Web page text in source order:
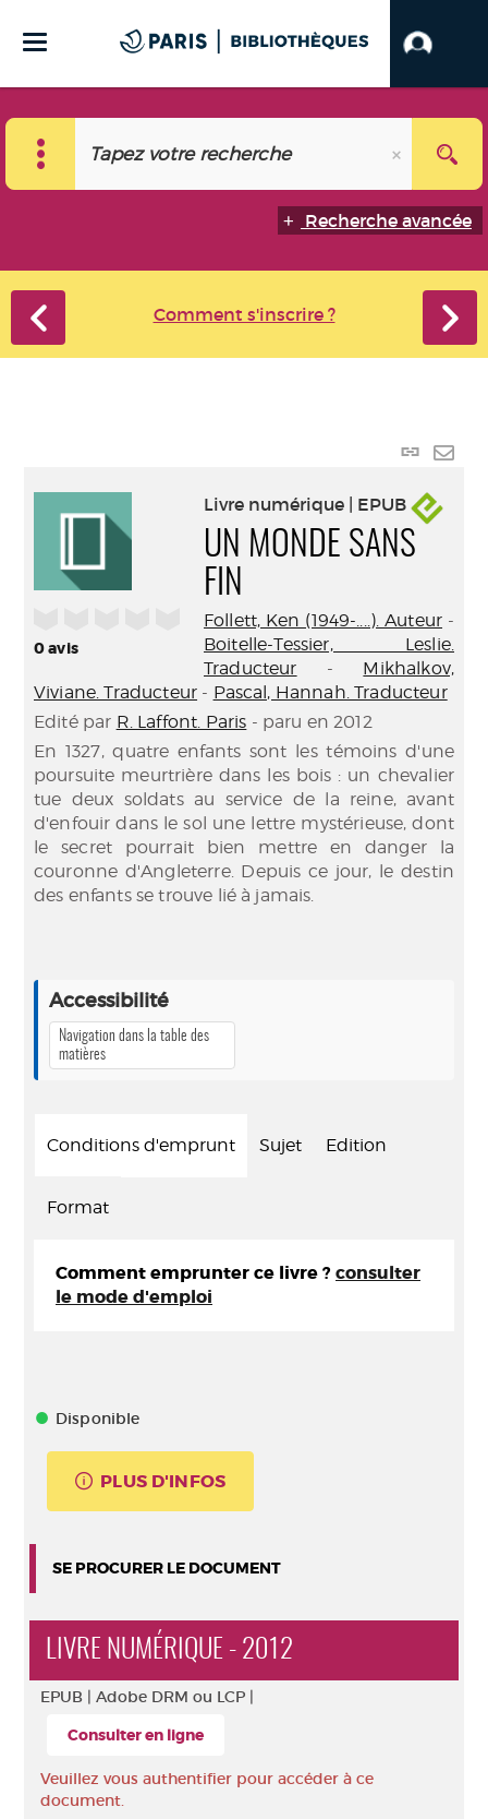
Recherche avancée
Comment s'inscrire ?
Lien
0avis
Livre numérique | EPUB
UN MONDE SANS
FIN
Follett, Ken (1949-....). Auteur -
Boitelle-Tessier, Leslie.
Traducteur - Mikhalkov,
Viviane. Traducteur - Pascal, Hannah. Traducteur
Edité par R. Laffont. Paris - paru en 2012
En 1327, quatre enfants sont les témoins d'une
poursuite meurtrière dans les bois : un chevalier
tue deux soldats au service de la reine, avant
d'enfouir dans le sol une lettre mystérieuse, dont
le secret pourrait bien mettre en danger la
couronne d'Angleterre. Depuis ce jour, le destin
des enfants se trouve lié à jamais.
Accessibilité
Navigation dans la table des
matières
Conditions d'emprunt Sujet Edition
Format
Comment emprunter ce livre ? consulter
le mode d'emploi
Disponible
PLUS D'INFOS
SE PROCURER LE DOCUMENT
LIVRE NUMÉRIQUE - 2012
EPUB | Adobe DRM ou LCP |
Consulter en ligne
Veuillez vous authentifier pour accéder à ce
document.